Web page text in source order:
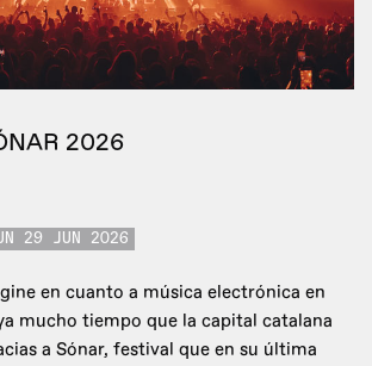
2026
29 JUN 2026
en cuanto a música electrónica en
mucho tiempo que la capital catalana
a Sónar, festival que en su última